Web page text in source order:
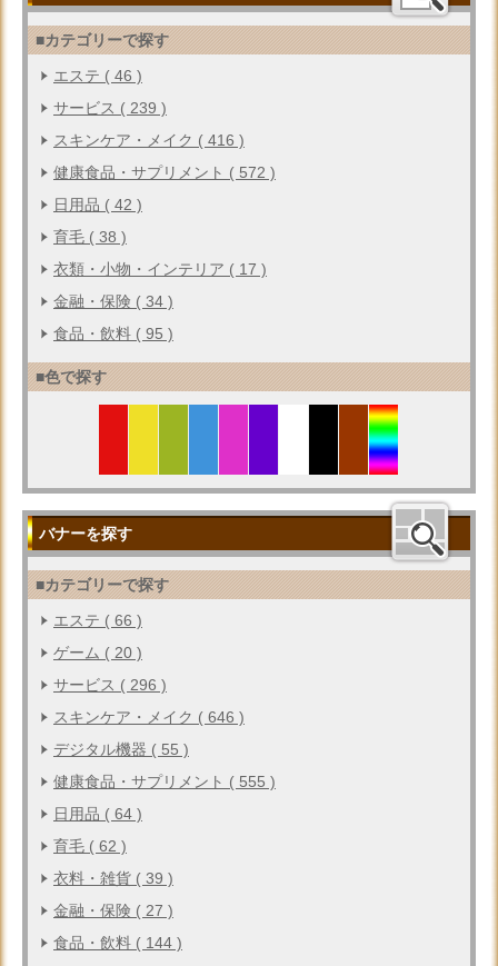
■カテゴリーで探す
エステ ( 46 )
サービス ( 239 )
スキンケア・メイク ( 416 )
健康食品・サプリメント ( 572 )
日用品 ( 42 )
育毛 ( 38 )
衣類・小物・インテリア ( 17 )
金融・保険 ( 34 )
食品・飲料 ( 95 )
■色で探す
バナーを探す
■カテゴリーで探す
エステ ( 66 )
ゲーム ( 20 )
サービス ( 296 )
スキンケア・メイク ( 646 )
デジタル機器 ( 55 )
健康食品・サプリメント ( 555 )
日用品 ( 64 )
育毛 ( 62 )
衣料・雑貨 ( 39 )
金融・保険 ( 27 )
食品・飲料 ( 144 )